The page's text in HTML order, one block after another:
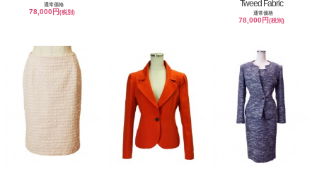
通常価格
78,000円(税別)
Tweed Fabric
通常価格
78,000円(税別)